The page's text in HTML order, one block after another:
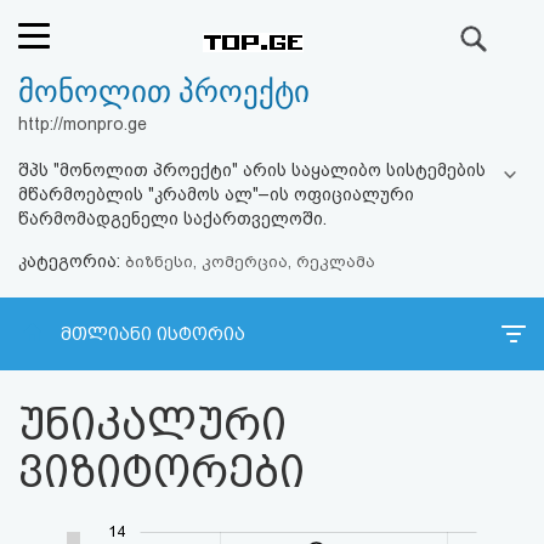
რეიტინგი
ფოსტა
კითხვა-
პასუხი
რეგისტრაცია
მონოლით პროექტი
http://monpro.ge
შპს "მონოლით პროექტი" არის საყალიბო სისტემების
მწარმოებლის "კრამოს ალ"–ის ოფიციალური
წარმომადგენელი საქართველოში.
კატეგორია: ბიზნესი, კომერცია, რეკლამა
მთლიანი ისტორია
უნიკალური
ვიზიტორები
14